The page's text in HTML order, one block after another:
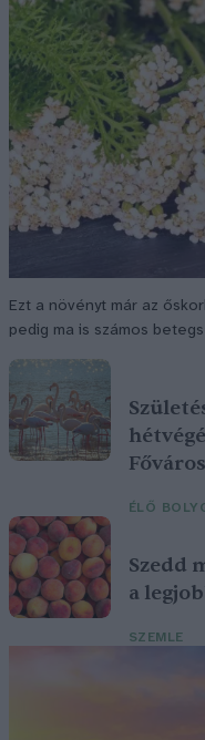
Ezt a növényt már az
pedig ma is számos
ÉLŐ
Szedd
a
SZEMLE